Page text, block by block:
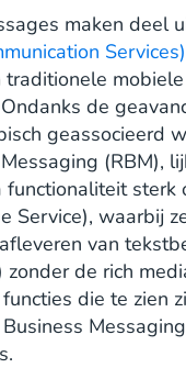
maken deel
Services)
de
geassocieerd
(RBM),
functionaliteit sterk
Service), waarbij
van
zonder de rich
die te zien
Messaging